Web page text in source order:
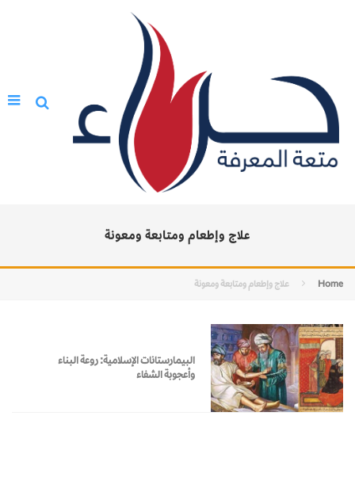
علاج وإطعام ومتابعة ومعونة
Home علاج وإطعام ومتابعة ومعونة
البيمارستانات الإسلامية: روعة البناء
وأعجوبة الشفاء